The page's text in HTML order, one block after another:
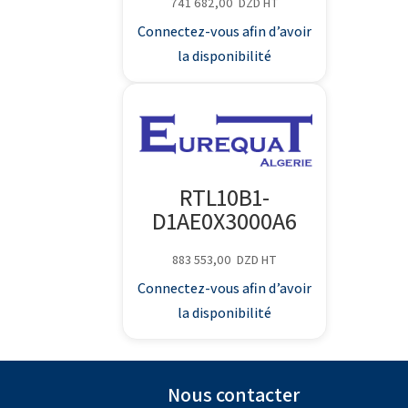
Connectez-vous afin d’avoir
la disponibilité
RTL10B1-
D1AE0X3000A6
883 553,00 DZD HT
Connectez-vous afin d’avoir
la disponibilité
Nous contacter